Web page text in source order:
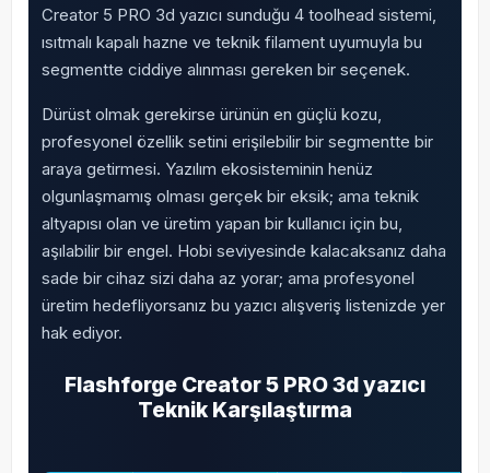
Creator 5 PRO 3d yazıcı sunduğu 4 toolhead sistemi,
ısıtmalı kapalı hazne ve teknik filament uyumuyla bu
segmentte ciddiye alınması gereken bir seçenek.
Dürüst olmak gerekirse ürünün en güçlü kozu,
profesyonel özellik setini erişilebilir bir segmentte bir
araya getirmesi. Yazılım ekosisteminin henüz
olgunlaşmamış olması gerçek bir eksik; ama teknik
altyapısı olan ve üretim yapan bir kullanıcı için bu,
aşılabilir bir engel. Hobi seviyesinde kalacaksanız daha
sade bir cihaz sizi daha az yorar; ama profesyonel
üretim hedefliyorsanız bu yazıcı alışveriş listenizde yer
hak ediyor.
Flashforge Creator 5 PRO 3d yazıcı
Teknik Karşılaştırma